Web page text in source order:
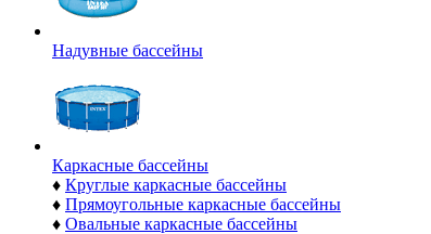
Надувные бассейны
Каркасные бассейны
♦ Круглые каркасные бассейны
♦ Прямоугольные каркасные бассейны
♦ Овальные каркасные бассейны